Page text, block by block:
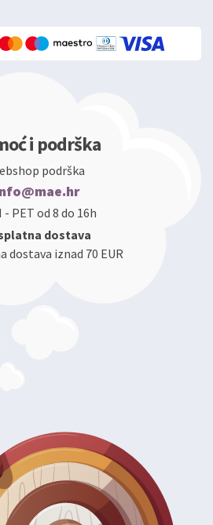
i podrška
podrška
- PET od 8 do 16h
dostava
dostava iznad 70 EUR